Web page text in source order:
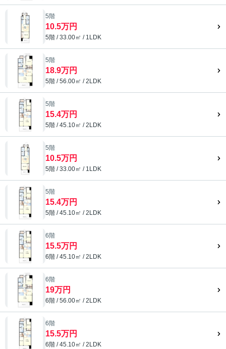
5階
10.5万円
5階 / 33.00㎡ / 1LDK
5階
18.9万円
5階 / 56.00㎡ / 2LDK
5階
15.4万円
5階 / 45.10㎡ / 2LDK
5階
10.5万円
5階 / 33.00㎡ / 1LDK
5階
15.4万円
5階 / 45.10㎡ / 2LDK
6階
15.5万円
6階 / 45.10㎡ / 2LDK
6階
19万円
6階 / 56.00㎡ / 2LDK
6階
15.5万円
6階 / 45.10㎡ / 2LDK